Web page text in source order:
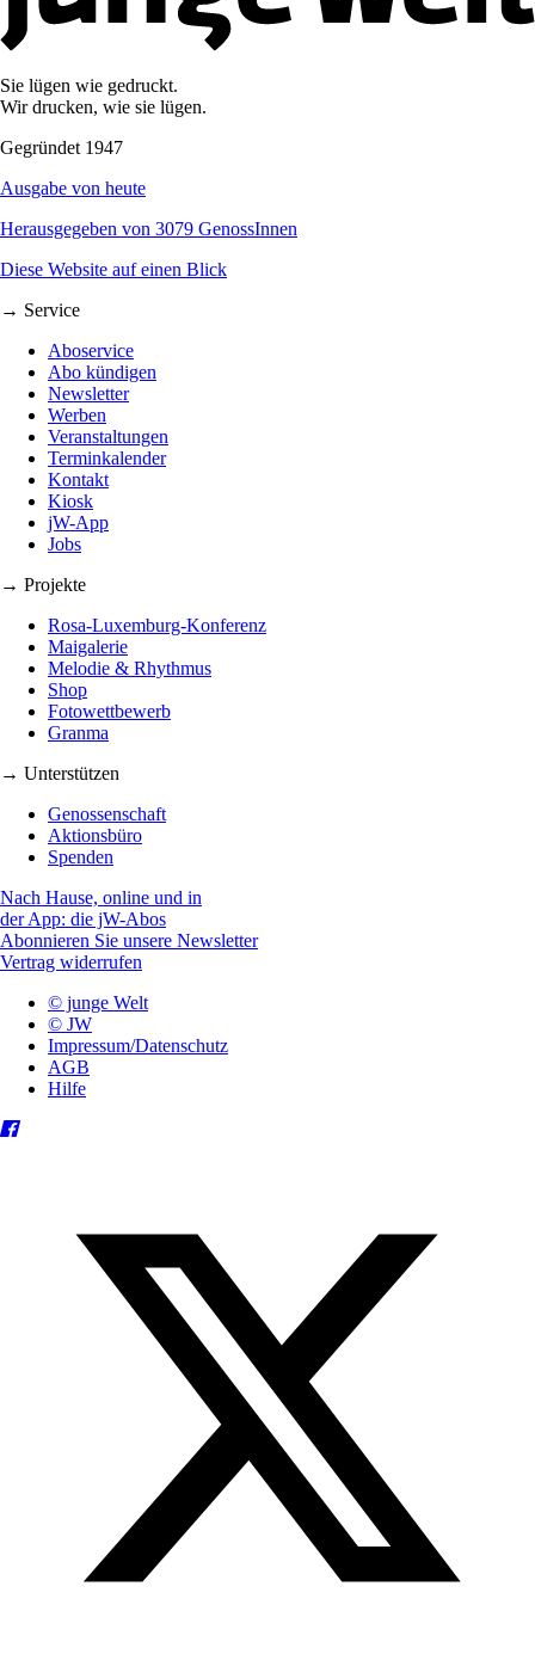
Sie lügen wie gedruckt.
Wir drucken, wie sie lügen.
Gegründet 1947
Ausgabe von heute
Herausgegeben von 3079 GenossInnen
Diese Website auf einen Blick
→ Service
Aboservice
Abo kündigen
Newsletter
Werben
Veranstaltungen
Terminkalender
Kontakt
Kiosk
jW-App
Jobs
→ Projekte
Rosa-Luxemburg-Konferenz
Maigalerie
Melodie & Rhythmus
Shop
Fotowettbewerb
Granma
→ Unterstützen
Genossenschaft
Aktionsbüro
Spenden
Nach Hause, online und in
der App: die jW-Abos
Abonnieren Sie unsere Newsletter
Vertrag widerrufen
© junge Welt
© JW
Impressum/Datenschutz
AGB
Hilfe